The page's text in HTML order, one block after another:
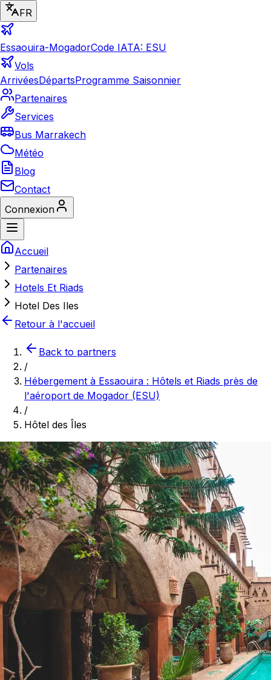
FR
Essaouira-MogadorCode IATA: ESU
Vols
ArrivéesDépartsProgramme Saisonnier
Partenaires
Services
Bus Marrakech
Météo
Blog
Contact
Connexion
Accueil
Partenaires
Hotels Et Riads
Hotel Des Iles
Retour à l'accueil
Back to partners
/
Hébergement à Essaouira : Hôtels et Riads près de
l'aéroport de Mogador (ESU)
/
Hôtel des Îles